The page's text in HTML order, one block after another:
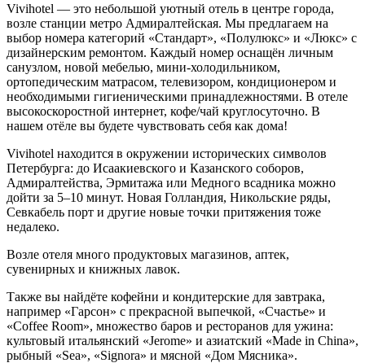
Vivihotel — это небольшой уютный отель в центре города,
возле станции метро Адмиралтейская. Мы предлагаем на
выбор номера категорий «Стандарт», «Полулюкс» и «Люкс» с
дизайнерским ремонтом. Каждый номер оснащён личным
санузлом, новой мебелью, мини-холодильником,
ортопедическим матрасом, телевизором, кондиционером и
необходимыми гигиеническими принадлежностями. В отеле
высокоскоростной интернет, кофе/чай круглосуточно. В
нашем отёле вы будете чувствовать себя как дома!
Vivihotel находится в окружении исторических символов
Петербурга: до Исаакиевского и Казанского соборов,
Адмиралтейства, Эрмитажа или Медного всадника можно
дойти за 5–10 минут. Новая Голландия, Никольские ряды,
Севкабель порт и другие новые точки притяжения тоже
недалеко.
Возле отеля много продуктовых магазинов, аптек,
сувенирных и книжных лавок.
Также вы найдёте кофейни и кондитерские для завтрака,
например «Гарсон» с прекрасной выпечкой, «Счастье» и
«Coffee Room», множество баров и ресторанов для ужина:
культовый итальянский «Jerome» и азиатский «Made in China»,
рыбный «Sea», «Signora» и мясной «Дом Мясника».